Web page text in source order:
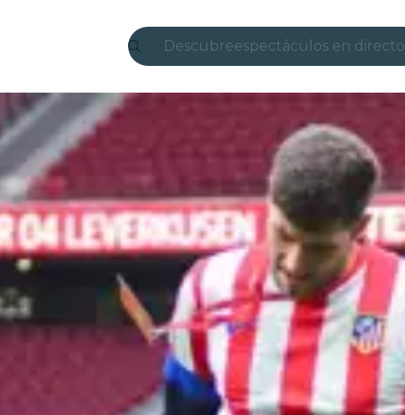
Descubreespectáculos en directo
candlelight
Londres
experiencias y ciudades
São Paulo
exposiciones
Seúl
recorridos por la ciudad
conciertos